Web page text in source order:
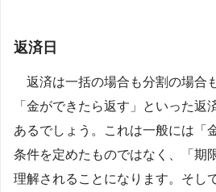
返済日
返済は一括の場合も分割の場合
「金ができたら返す」といった返
あるでしょう。これは一般には「
条件を定めたものではなく、「期
理解されることになります。そし